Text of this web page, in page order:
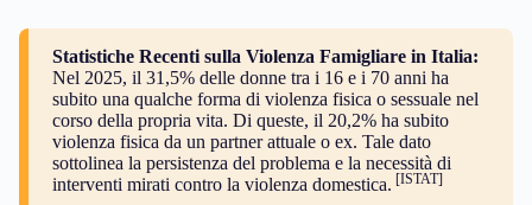
Statistiche Recenti sulla Violenza Famigliare in Italia:
Nel 2025, il 31,5% delle donne tra i 16 e i 70 anni ha
subito una qualche forma di violenza fisica o sessuale nel
corso della propria vita. Di queste, il 20,2% ha subito
violenza fisica da un partner attuale o ex. Tale dato
sottolinea la persistenza del problema e la necessità di
interventi mirati contro la violenza domestica. [ISTAT]